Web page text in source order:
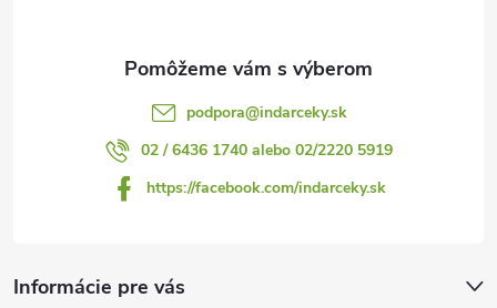
podpora@indarceky.sk
02 / 6436 1740 alebo 02/2220 5919
https://facebook.com/indarceky.sk
Informácie pre vás